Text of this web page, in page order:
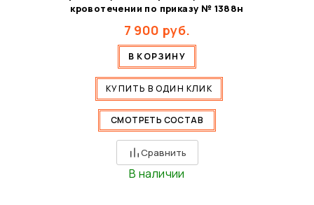
кровотечении по приказу № 1388н
7 900 руб.
В КОРЗИНУ
КУПИТЬ В ОДИН КЛИК
СМОТРЕТЬ СОСТАВ
Сравнить
В наличии